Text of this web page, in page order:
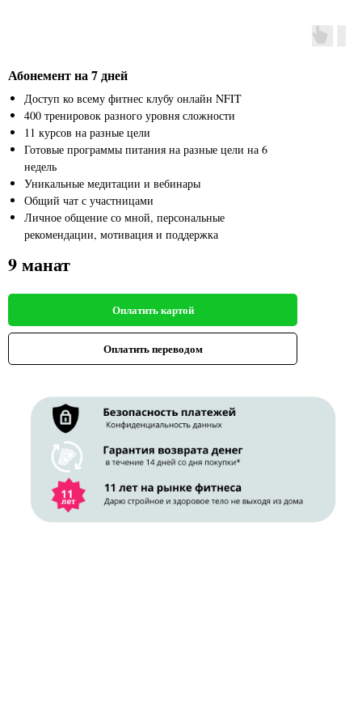
Абонемент на 7 дней
Доступ ко всему фитнес клубу онлайн NFIT
400 тренировок разного уровня сложности
11 курсов на разные цели
Готовые программы питания на разные цели на 6
недель
Уникальные медитации и вебинары
Общий чат с участницами
Личное общение со мной, персональные
рекомендации, мотивация и поддержка
9 манат
Оплатить картой
Оплатить переводом